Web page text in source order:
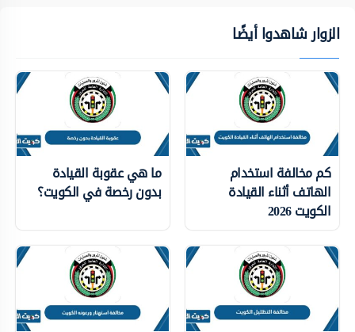
الزوار شاهدوا أيضًا
كم مخالفة استخدام
الهاتف أثناء القيادة
الكويت 2026
ما هي عقوبة القيادة
بدون رخصة في الكويت؟